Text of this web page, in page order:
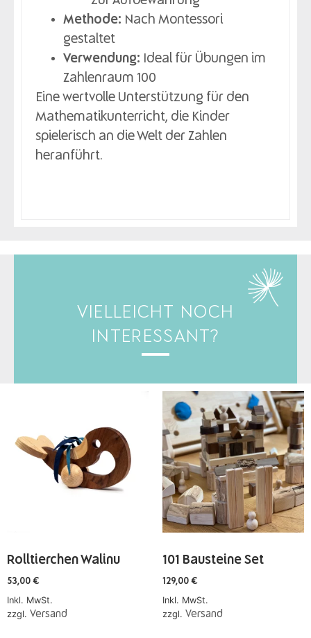
Methode: Nach Montessori
gestaltet
Verwendung: Ideal für Übungen im
Zahlenraum 100
Eine wertvolle Unterstützung für den
Mathematikunterricht, die Kinder
spielerisch an die Welt der Zahlen
heranführt.
VIELLEICHT NOCH
INTERESSANT?
Rolltierchen Walinu
53,00 €
Inkl. MwSt.
zzgl. Versand
101 Bausteine Set
129,00 €
Inkl. MwSt.
zzgl. Versand